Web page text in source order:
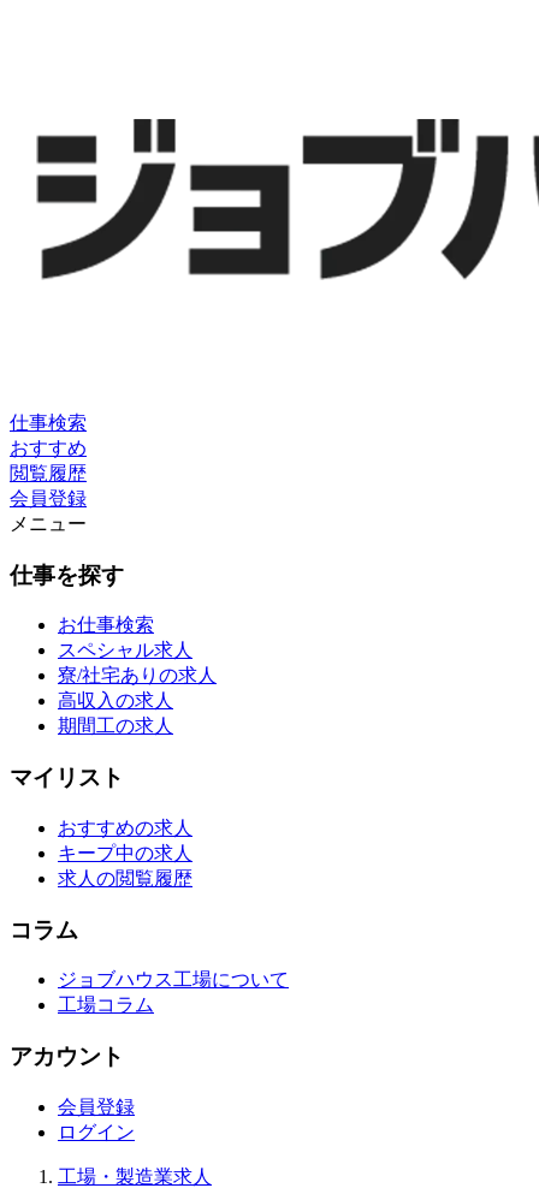
仕事検索
おすすめ
閲覧履歴
会員登録
メニュー
仕事を探す
お仕事検索
スペシャル求人
寮/社宅ありの求人
高収入の求人
期間工の求人
マイリスト
おすすめの求人
キープ中の求人
求人の閲覧履歴
コラム
ジョブハウス工場について
工場コラム
アカウント
会員登録
ログイン
工場・製造業求人